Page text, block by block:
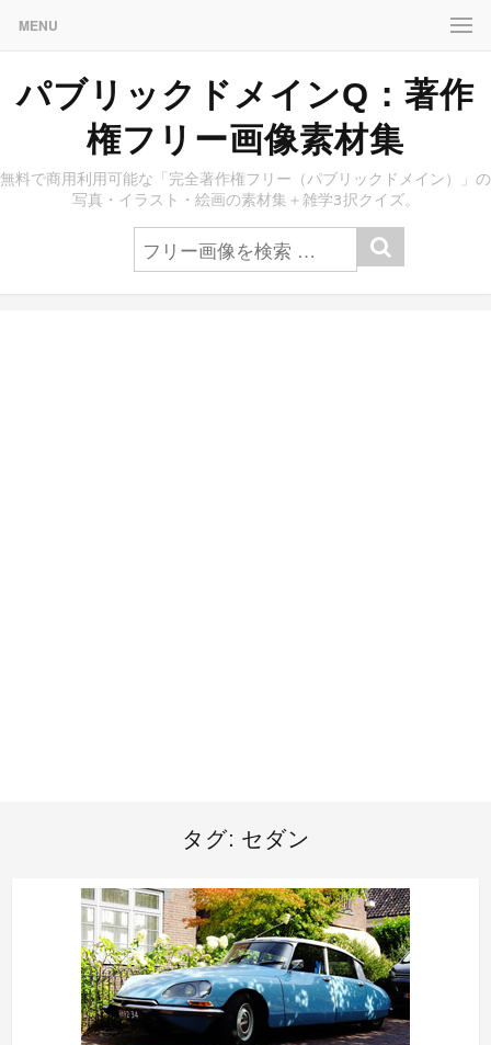
MENU
パブリックドメインQ：著作
権フリー画像素材集
無料で商用利用可能な「完全著作権フリー（パブリックドメイン）」の
写真・イラスト・絵画の素材集＋雑学3択クイズ。
タグ: セダン